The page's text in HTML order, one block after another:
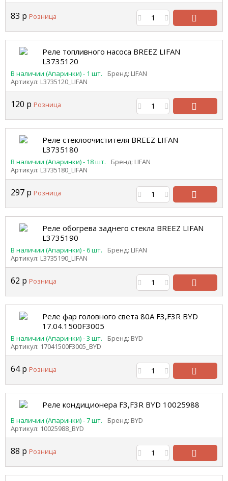
83 р Розница
В
Реле топливного насоса BREEZ LIFAN
L3735120
В наличии (Апаринки) - 1 шт.
Бренд: LIFAN
Артикул: L3735120_LIFAN
120 р Розница
В
Реле стеклоочистителя BREEZ LIFAN
L3735180
В наличии (Апаринки) - 18 шт.
Бренд: LIFAN
Артикул: L3735180_LIFAN
297 р Розница
В
корзину
Реле обогрева заднего стекла BREEZ LIFAN
L3735190
В наличии (Апаринки) - 6 шт.
Бренд: LIFAN
Артикул: L3735190_LIFAN
62 р Розница
В
корзину
Реле фар головного света 80A F3,F3R BYD
17.04.1500F3005
В наличии (Апаринки) - 3 шт.
Бренд: BYD
Артикул: 17041500F3005_BYD
64р Розница
В
корзину
Реле кондиционера F3,F3R BYD 10025988
В наличии (Апаринки) - 7 шт.
Бренд: BYD
Артикул: 10025988_BYD
88 р Розница
В